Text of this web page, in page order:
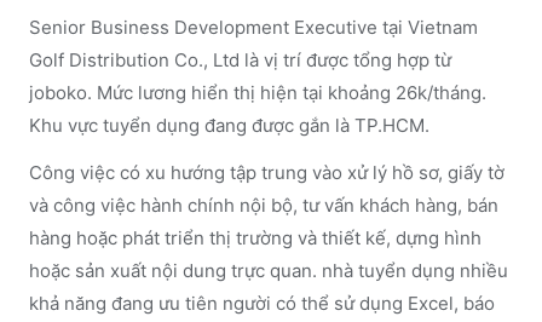
Senior Business Development Executive tại Vietnam
Golf Distribution Co., Ltd là vị trí được tổng hợp từ
joboko. Mức lương hiển thị hiện tại khoảng 26k/tháng.
Khu vực tuyển dụng đang được gắn là TP.HCM.
Công việc có xu hướng tập trung vào xử lý hồ sơ, giấy tờ
và công việc hành chính nội bộ, tư vấn khách hàng, bán
hàng hoặc phát triển thị trường và thiết kế, dựng hình
hoặc sản xuất nội dung trực quan. nhà tuyển dụng nhiều
khả năng đang ưu tiên người có thể sử dụng Excel, báo